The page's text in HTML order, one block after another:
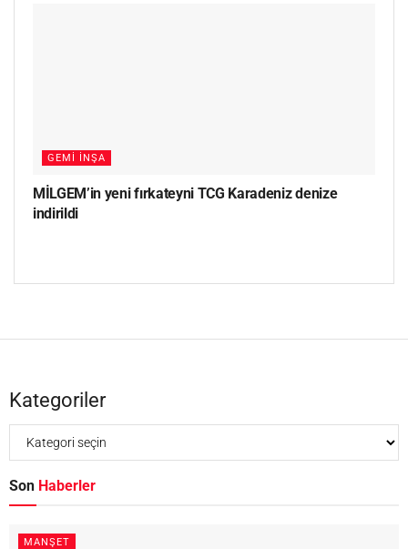
GEMI İNŞA
MİLGEM’in yeni fırkateyni TCG Karadeniz denize
indirildi
Kategoriler
Son Haberler
MANŞET